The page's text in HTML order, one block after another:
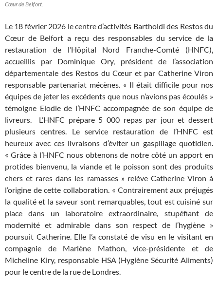
Cœur de Belfort.
Le 18 février 2026 le centre d’activités Bartholdi des Restos du
Cœur de Belfort a reçu des responsables du service de la
restauration de l’Hôpital Nord Franche-Comté (HNFC),
accueillis par Dominique Ory, président de l’association
départementale des Restos du Cœur et par Catherine Viron
responsable partenariat mécènes. « Il était difficile pour nos
équipes de jeter les excédents que nous n’avions pas écoulés »
témoigne Elodie de l’HNFC accompagnée de son équipe de
livreurs. L’HNFC prépare 5 000 repas par jour et dessert
plusieurs centres. Le service restauration de l’HNFC est
heureux avec ces livraisons d’éviter un gaspillage quotidien.
« Grâce à l’HNFC nous obtenons de notre côté un apport en
protides bienvenu, la viande et le poisson sont des produits
chers et rares dans les ramasses » relève Catherine Viron à
l’origine de cette collaboration. « Contrairement aux préjugés
la qualité et la saveur sont remarquables, tout est cuisiné sur
place dans un laboratoire extraordinaire, stupéfiant de
modernité et admirable dans son respect de l’hygiène »
poursuit Catherine. Elle l’a constaté de visu en le visitant en
compagnie de Marlène Mathon, vice-présidente et de
Micheline Kiry, responsable HSA (Hygiène Sécurité Aliments)
pour le centre de la rue de Londres.